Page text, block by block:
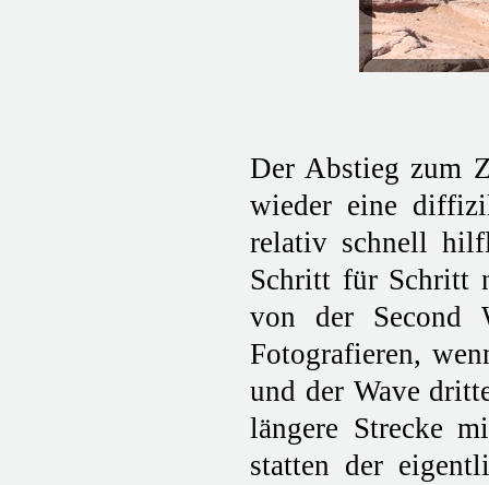
Der Abstieg zum
wieder eine
relativ schnell
Schritt für Schritt
von der Second
Fotografieren,
und der Wave
längere Strecke
statten der